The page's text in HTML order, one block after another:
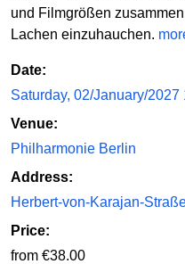
und Filmgrößen
Lachen einzuhauchen.
Date:
Saturday, 02/January/2027
Venue:
Philharmonie Berlin
Address:
Herbert-von-Karajan-
Price:
from €38.00